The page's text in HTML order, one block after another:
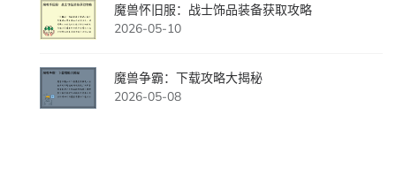
魔兽怀旧服：战士饰品装备获取攻略
2026-05-10
魔兽争霸：下载攻略大揭秘
2026-05-08